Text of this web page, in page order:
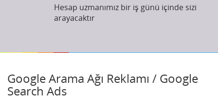
Hesap uzmanımız bir iş günü içinde sizi
arayacaktır
Google Arama Ağı Reklamı / Google
Search Ads